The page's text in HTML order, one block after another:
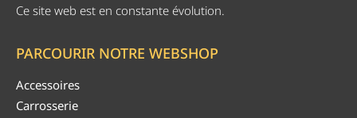
Ce site web est en constante évolution.
PARCOURIR NOTRE WEBSHOP
Accessoires
Carrosserie